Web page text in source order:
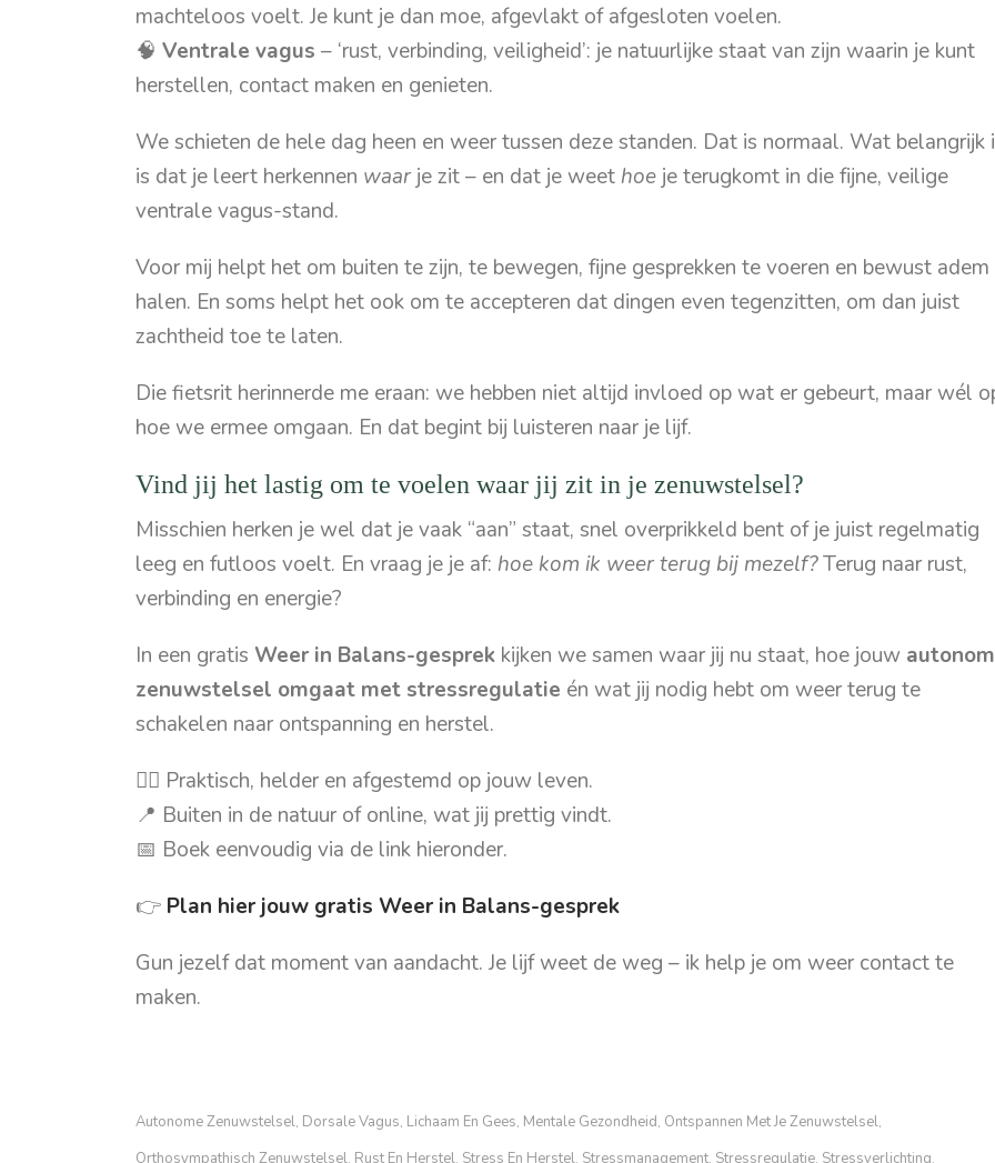
machteloos voelt. Je kunt je dan moe, afgevlakt of afgesloten voelen.
🧠 Ventrale vagus – ‘rust, verbinding, veiligheid’: je natuurlijke staat van zijn waarin je kunt
herstellen, contact maken en genieten.
We schieten de hele dag heen en weer tussen deze standen. Dat is normaal. Wat belangrijk
is dat je leert herkennen waarje zit – en dat je weet hoe je terugkomt in die fijne, veilige
ventrale vagus-stand.
Voor mij helpt het om buiten te zijn, te bewegen, fijne gesprekken te voeren en bewust
halen. En soms helpt het ook om te accepteren dat dingen even tegenzitten, om dan juist
zachtheid toe te laten.
Die fietsrit herinnerde me eraan: we hebben niet altijd invloed op wat er gebeurt, maar wél
hoe we ermee omgaan. En dat begint bij luisteren naar je lijf.
Vind jij het lastig om te voelen waar jij zit in je zenuwstelsel?
Misschien herken je wel dat je vaak “aan” staat, snel overprikkeld bent of je juist regelmatig
leeg en futloos voelt. En vraag je je af: hoe kom ik weer terug bij mezelf?Terug naar rust,
verbinding en energie?
In een gratis Weer in Balans-gesprek kijken we samen waar jij nu staat, hoe jouw
zenuwstelsel omgaat met stressregulatie én wat jij nodig hebt om weer terug te
schakelen naar ontspanning en herstel.
🧘‍♀️ Praktisch, helder en afgestemd op jouw leven.
📍 Buiten in de natuur of online, wat jij prettig vindt.
📅 Boek eenvoudig via de link hieronder.
👉 Plan hier jouw gratis Weer in Balans-gesprek
Gun jezelf dat moment van aandacht. Je lijf weet de weg – ik help je om weer contact te
maken.
Autonome Zenuwstelsel, Dorsale Vagus, Lichaam En Gees, Mentale Gezondheid, Ontspannen Met Je Zenuwstelsel,
Orthosympathisch Zenuwstelsel, Rust En Herstel, Stress En Herstel, Stressmanagement, Stressregulatie, Stressverlichting,